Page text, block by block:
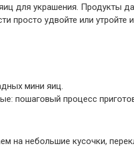
для украшения. Продукты
просто удвойте или утройте
мини яиц.
пошаговый процесс
на небольшие кусочки,